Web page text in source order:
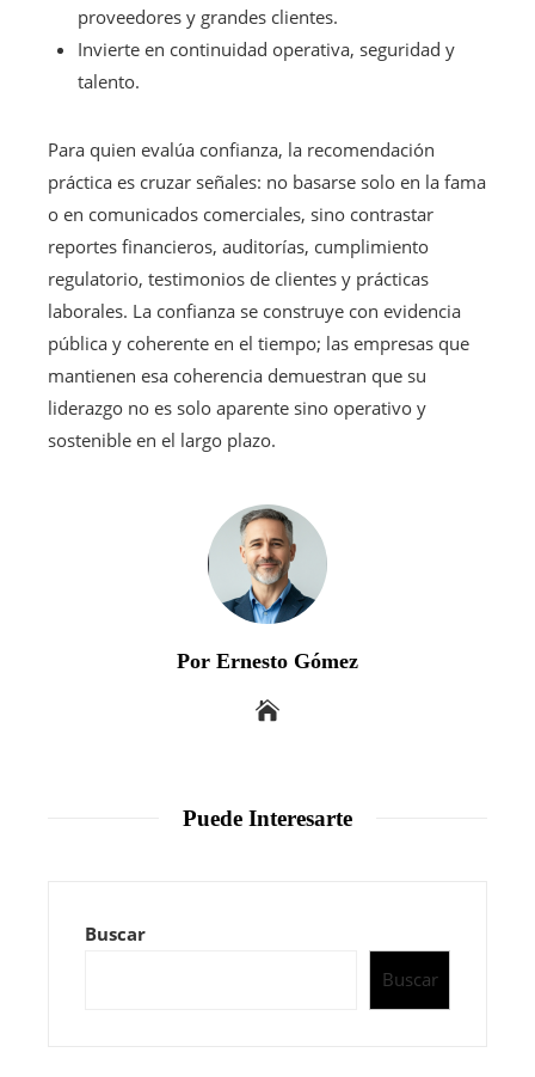
proveedores y grandes clientes.
Invierte en continuidad operativa, seguridad y
talento.
Para quien evalúa confianza, la recomendación
práctica es cruzar señales: no basarse solo en la fama
o en comunicados comerciales, sino contrastar
reportes financieros, auditorías, cumplimiento
regulatorio, testimonios de clientes y prácticas
laborales. La confianza se construye con evidencia
pública y coherente en el tiempo; las empresas que
mantienen esa coherencia demuestran que su
liderazgo no es solo aparente sino operativo y
sostenible en el largo plazo.
Por Ernesto Gómez
Puede Interesarte
Buscar
Buscar